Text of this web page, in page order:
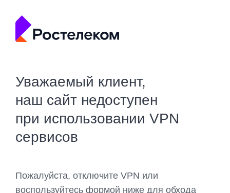
Уважаемый клиент,
наш сайт недоступен
при использовании VPN
сервисов
Пожалуйста, отключите VPN или
воспользуйтесь формой ниже для обхода